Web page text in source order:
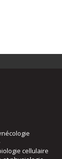
cellulaire